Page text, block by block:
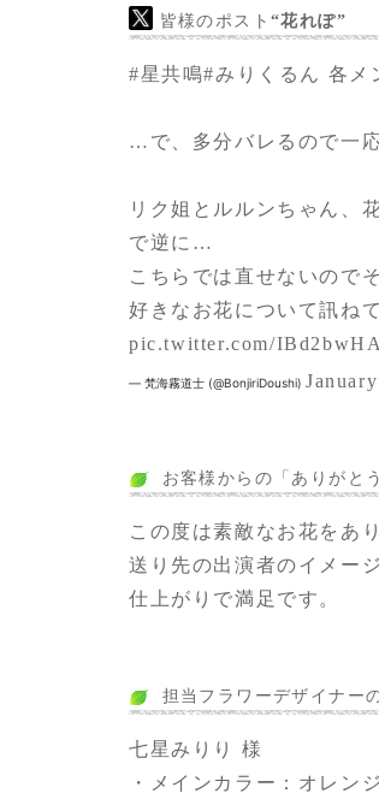
皆様のポスト“花れぽ”
#星共鳴#みりくるん 各メ
…で、多分バレるので一
リク姐とルルンちゃん、
で逆に…
こちらでは直せないので
好きなお花について訊ね
pic.twitter.com/
— 梵海霧道士 (@BonjiriDoushi)
お客様からの「ありがと
この度は素敵なお花をあ
送り先の出演者のイメー
仕上がりで満足です。
担当フラワーデザイナー
七星みりり 様
・メインカラー：オレンジ